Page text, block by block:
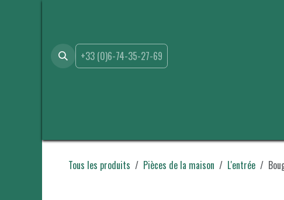
+33 (0)6-74-35-27-69
Tous les produits Pièces de la maison L'entrée